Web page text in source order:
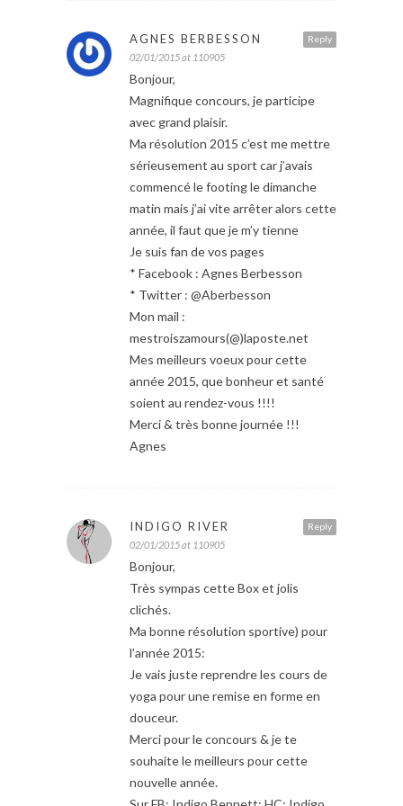
Reply
AGNES BERBESSON
02/01/2015 at 110905
Bonjour,
Magnifique concours, je participe
avec grand plaisir.
Ma résolution 2015 c’est me mettre
sérieusement au sport car j’avais
commencé le footing le dimanche
matin mais j’ai vite arrêter alors cette
année, il faut que je m’y tienne
Je suis fan de vos pages
* Facebook : Agnes Berbesson
* Twitter : @Aberbesson
Mon mail :
mestroiszamours(@)laposte.net
Mes meilleurs voeux pour cette
année 2015, que bonheur et santé
soient au rendez-vous !!!!
Merci & très bonne journée !!!
Agnes
Reply
INDIGO RIVER
02/01/2015 at 110905
Bonjour,
Très sympas cette Box et jolis
clichés.
Ma bonne résolution sportive) pour
l’année 2015:
Je vais juste reprendre les cours de
yoga pour une remise en forme en
douceur.
Merci pour le concours & je te
souhaite le meilleurs pour cette
nouvelle année.